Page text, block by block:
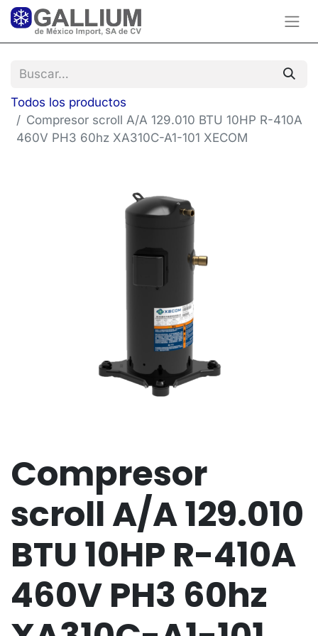
Todos los productos
Compresor scroll A/A 129.010 BTU 10HP R-410A
460V PH3 60hz XA310C-A1-101 XECOM
Compresor
scroll A/A 129.010
BTU 10HP R-410A
460V PH3 60hz